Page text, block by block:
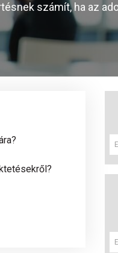
számít, ha az